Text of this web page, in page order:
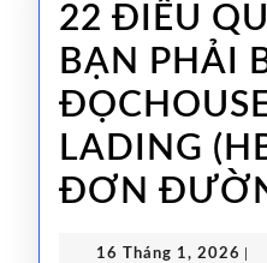
22 ĐIỀU
BẠN PHẢI
LADING
ĐƠN
16 Tháng 1, 2026 16